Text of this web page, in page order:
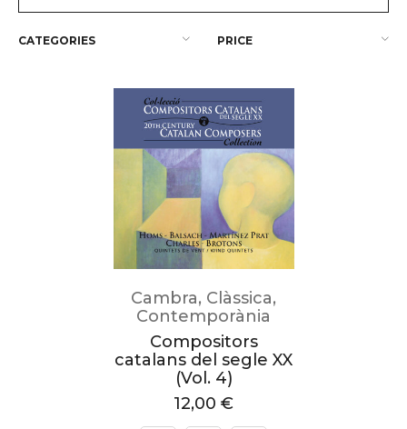
CATEGORIES PRICE
Cambra, Clàssica,
Contemporània
Compositors
catalans del segle XX
(Vol. 4)
12,00 €